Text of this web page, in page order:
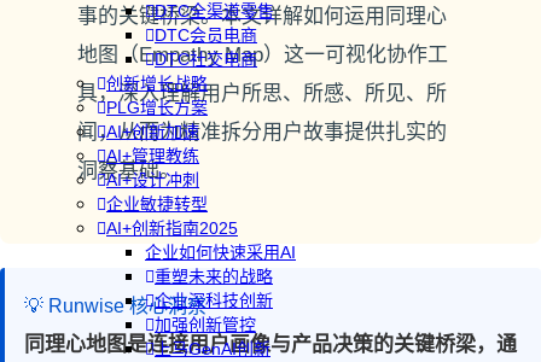
DTC全渠道零售
DTC会员电商
DTC社交电商
创新增长战略
PLG增长方案
AI+创新加速
AI+管理教练
AI+设计冲刺
企业敏捷转型
AI+创新指南2025
企业如何快速采用AI
重塑未来的战略
企业深科技创新
加强创新管控
上马GenAI创新
事的关键桥梁。本文详解如何运用同理心
地图（Empathy Map）这一可视化协作工
具，深入理解用户所思、所感、所见、所
闻，从而为精准拆分用户故事提供扎实的
洞察基础。
💡 Runwise 核心洞察
同理心地图是连接用户画像与产品决策的关键桥梁，通